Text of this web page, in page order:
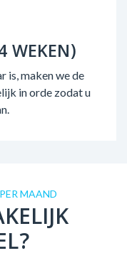
WEKEN)
is, maken we de
in orde zodat u
MAAND